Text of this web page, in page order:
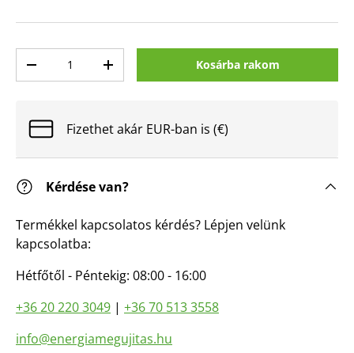
Mennyiség csökkentéseMennyiség növeléseKosárba rakom
Fizethet akár EUR-ban is (€)
Kérdése van?
Termékkel kapcsolatos kérdés? Lépjen velünk
kapcsolatba:
Hétfőtől - Péntekig: 08:00 - 16:00
+36 20 220 3049 | +36 70 513 3558
info@energiamegujitas.hu